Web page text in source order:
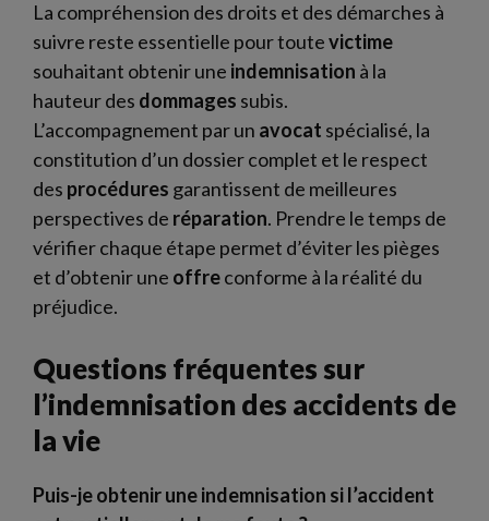
La compréhension des droits et des démarches à
suivre reste essentielle pour toutevictime
souhaitant obtenir une indemnisation à la
hauteur des dommages subis.
L’accompagnement par un avocat spécialisé, la
constitution d’un dossier complet et le respect
des procédures garantissent de meilleures
perspectives de réparation. Prendre le temps de
vérifier chaque étape permet d’éviter les pièges
et d’obtenir une offreconforme à la réalité du
préjudice.
Questions fréquentes sur
l’indemnisation des accidents de
la vie
Puis-je obtenir une indemnisation si l’accident